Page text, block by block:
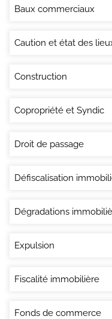
Baux commerciaux
Caution et état des
Construction
Copropriété et Syndic
Droit de passage
Défiscalisation
Dégradations
Expulsion
Fiscalité immobilière
Fonds de commerce